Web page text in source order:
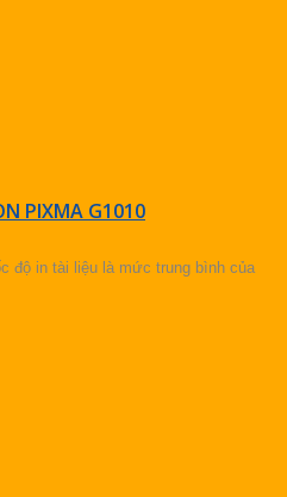
PIXMA G1010
độ in tài liệu là mức trung bình của